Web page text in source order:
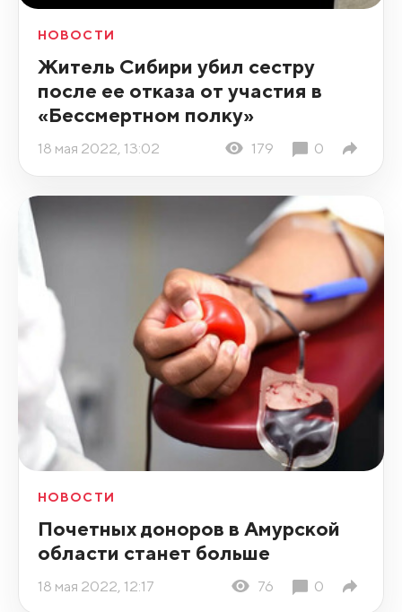
НОВОСТИ
Житель Сибири убил сестру
после ее отказа от участия в
«Бессмертном полку»
18 мая 2022, 13:02 179 0
НОВОСТИ
Почетных доноров в Амурской
области станет больше
18 мая 2022, 12:17 76 0